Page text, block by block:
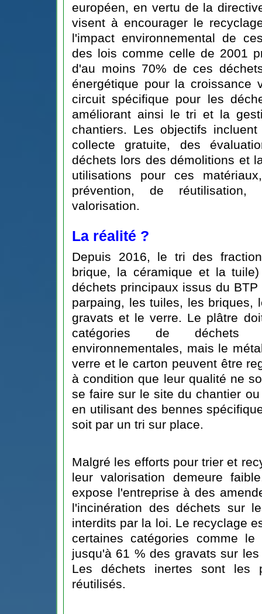
européen, en vertu de la
visent à encourager le
l'impact environnemental de
des lois comme celle de 2001
d'au moins 70% de ces
énergétique pour la croissance
circuit spécifique pour les
améliorant ainsi le tri et la
chantiers. Les objectifs
collecte gratuite, des
déchets lors des démolitions et
utilisations pour ces
prévention, de
valorisation.
La réalité ?
Depuis 2016, le tri des
brique, la céramique et la
déchets principaux issus du
parpaing, les tuiles, les briques,
gravats et le verre. Le plâtre
catégories de
environnementales, mais le
verre et le carton peuvent être
à condition que leur qualité ne
se faire sur le site du chantier
en utilisant des bennes
soit par un tri sur place.
Malgré les efforts pour trier et
leur valorisation demeure
expose l'entreprise à des
l'incinération des déchets sur
interdits par la loi. Le recyclage
certaines catégories comme
jusqu'à 61 % des gravats sur
Les déchets inertes sont les
réutilisés.